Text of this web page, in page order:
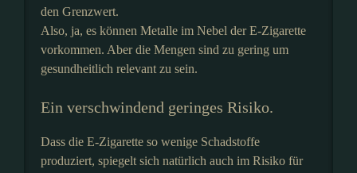
den Grenzwert.
Also, ja, es können Metalle im Nebel der E-Zigarette
vorkommen. Aber die Mengen sind zu gering um
gesundheitlich relevant zu sein.
Ein verschwindend geringes Risiko.
Dass die E-Zigarette so wenige Schadstoffe
produziert, spiegelt sich natürlich auch im Risiko für